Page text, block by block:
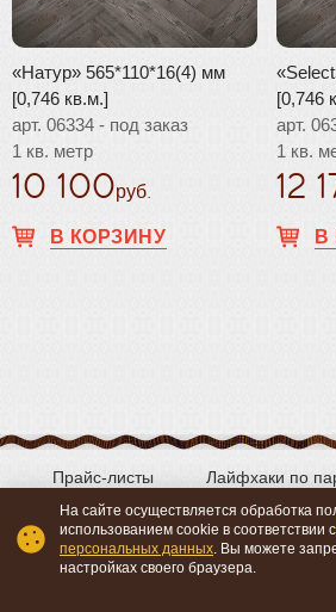
«Натур» 565*110*16(4) мм
[0,746 кв.м.]
арт. 06334 - под заказ
1 кв. метр
10 100руб.
В КОРЗИНУ
[0,746
арт.
1 кв.
12
В
Лайфхаки по
Прайс-листы
На сайте осуществляется обработка
использованием cookie в соответствии с
персональных данных. Вы можете
настройках своего браузера.